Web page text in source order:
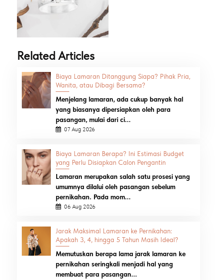
Related Articles
Biaya Lamaran Ditanggung Siapa? Pihak Pria,
Wanita, atau Dibagi Bersama?
Menjelang lamaran, ada cukup banyak hal
yang biasanya dipersiapkan oleh para
pasangan, mulai dari ci...
07 Aug 2026
Biaya Lamaran Berapa? Ini Estimasi Budget
yang Perlu Disiapkan Calon Pengantin
Lamaran merupakan salah satu prosesi yang
umumnya dilalui oleh pasangan sebelum
pernikahan. Pada mom...
06 Aug 2026
Jarak Maksimal Lamaran ke Pernikahan:
Apakah 3, 4, hingga 5 Tahun Masih Ideal?
Memutuskan berapa lama jarak lamaran ke
pernikahan seringkali menjadi hal yang
membuat para pasangan...